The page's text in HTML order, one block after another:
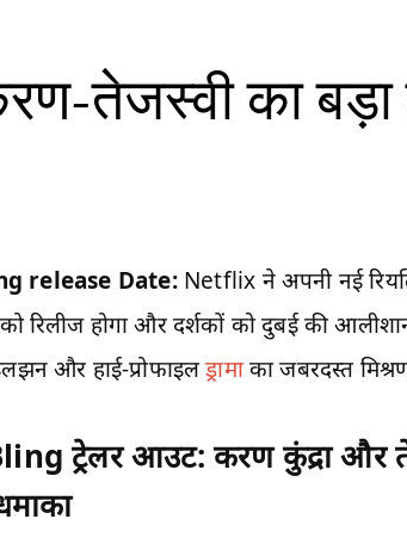
तेजस्वी का
release Date: Netflix ने अपनी नई
रिलीज होगा और दर्शकों को दुबई की
और हाई-प्रोफाइलड्रामाका जबरदस्त
ट्रेलर आउट: करण कुंद्रा और